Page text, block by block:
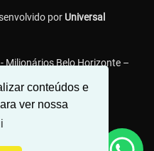
conteúdos e
ver nossa
por Universal
Milionários Belo Horizonte –